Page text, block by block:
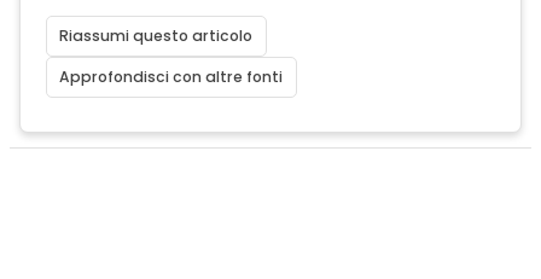
Riassumi questo articolo
Approfondisci con altre fonti